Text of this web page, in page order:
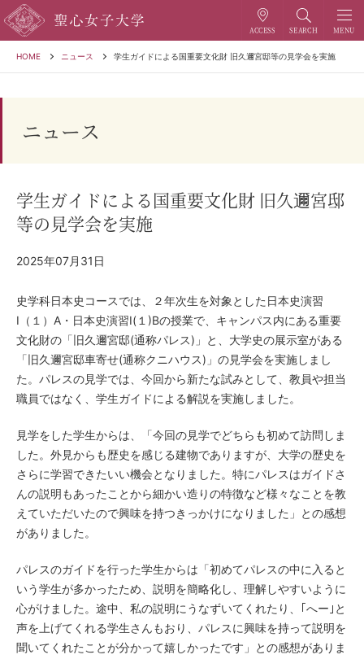
HOME ニュース 学生ガイドによる国重要文化財 旧久邇宮邸等の見学会を実施
ニュース
学生ガイドによる国重要文化財 旧久邇宮邸
等の見学会を実施
2025年07月31日
史学科⽇本史コースでは、２年次⽣を対象とした⽇本史演習
Ⅰ（１）A・⽇本史演習Ⅰ(１)Bの授業で、キャンパス内にある重要
⽂化財の「旧久邇宮邸(通称パレス)」と、⼤学史の展⽰室がある
「旧久邇宮邸⾞寄せ(通称クニハウス)」の⾒学会を実施しまし
た。パレスの見学では、今回から新たな試みとして、教員や担当
職員ではなく、学生ガイドによる解説を実施しました。
見学をした学生からは、「今回の見学でどちらも初めて訪問しま
した。外見からも歴史を感じる建物でありますが、大学の歴史を
さらに学習できたいい機会となりました。特にパレスはガイドさ
んの説明もあったことから細かい造りの特徴など様々なことを教
えていただいたので興味を持つきっかけになりました」との感想
がありました。
パレスのガイドを行った学生からは「初めてパレスの中に入ると
いう学生が多かったため、説明を簡略化し、理解しやすいように
心がけました。途中、私の説明にうなずいてくれたり、｢へー｣と
声を上げてくれる学生さんもおり、パレスに興味を持って説明を
聞いてくれたことが分かって嬉しかったです」との感想がありま